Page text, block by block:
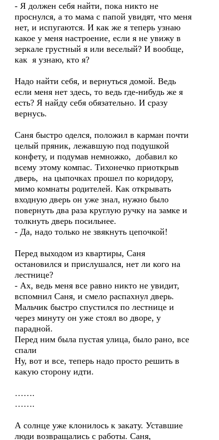
- Я должен себя найти, пока никто не
проснулся, а то мама с папой увидят, что меня
нет, и испугаются. И как же я теперь узнаю
какое у меня настроение, если я не увижу в
зеркале грустный я или веселый? И вообще,
как я узнаю, кто я?
Надо найти себя, и вернуться домой. Ведь
если меня нет здесь, то ведь где-нибудь же я
есть? Я найду себя обязательно. И сразу
вернусь.
Саня быстро оделся, положил в карман почти
целый пряник, лежавшую под подушкой
конфету, и подумав немножко, добавил ко
всему этому компас. Тихонечко приоткрыв
дверь, на цыпочках прошел по коридору,
мимо комнаты родителей. Как открывать
входную дверь он уже знал, нужно было
повернуть два раза круглую ручку на замке и
толкнуть дверь посильнее.
- Да, надо только не звякнуть цепочкой!
Перед выходом из квартиры, Саня
остановился и прислушался, нет ли кого на
лестнице?
- Ах, ведь меня все равно никто не увидит,
вспомнил Саня, и смело распахнул дверь.
Мальчик быстро спустился по лестнице и
через минуту он уже стоял во дворе, у
парадной.
Перед ним была пустая улица, было рано, все
спали
Ну, вот и все, теперь надо просто решить в
какую сторону идти.
…….
…….
А солнце уже клонилось к закату. Уставшие
люди возвращались с работы. Саня,